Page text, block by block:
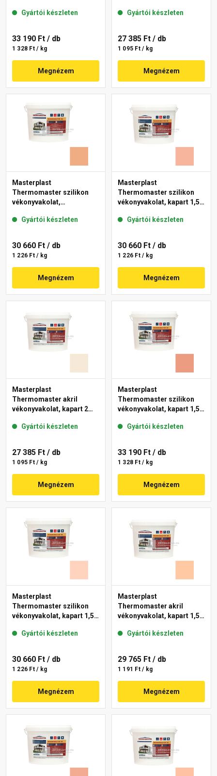
Gyártói készleten
33 190 Ft / db
1 328 Ft / kg
Megnézem
17-D 25 kg
Gyártói készleten
27 385 Ft / db
1 095 Ft / kg
Megnézem
Masterplast
Thermomaster szilikon
vékonyvakolat,
11-C 25 kg
Gyártói készleten
30 660 Ft / db
1 226 Ft / kg
Megnézem
Masterplast
Thermomaster szilikon
vékonyvakolat, kapart 1,5
Gyártói készleten
30 660 Ft / db
1 226 Ft / kg
Megnézem
Masterplast
Thermomaster akril
vékonyvakolat, kapart 2
Gyártói készleten
27 385 Ft / db
1 095 Ft / kg
Megnézem
Masterplast
Thermomaster szilikon
vékonyvakolat, kapart 1,5
Gyártói készleten
33 190 Ft / db
1 328 Ft / kg
Megnézem
Masterplast
Thermomaster szilikon
vékonyvakolat, kapart 1,5
Gyártói készleten
30 660 Ft / db
1 226 Ft / kg
Megnézem
Masterplast
Thermomaster akril
vékonyvakolat, kapart 1,5
Gyártói készleten
29 765 Ft / db
1 191 Ft / kg
Megnézem